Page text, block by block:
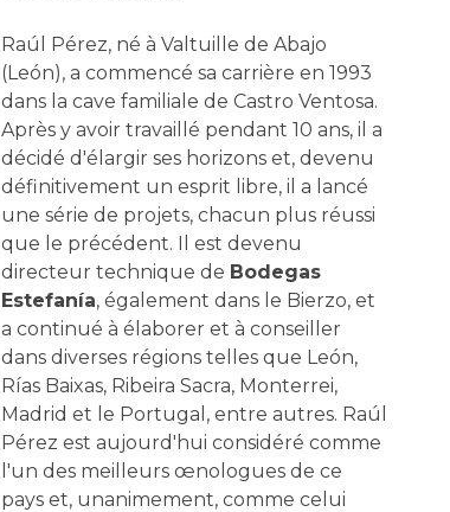
Raúl Pérez, né à Valtuille de Abajo
(León), a commencé sa carrière en 1993
dans la cave familiale de Castro Ventosa.
Après y avoir travaillé pendant 10 ans, il a
décidé d'élargir ses horizons et, devenu
définitivement un esprit libre, il a lancé
une série de projets, chacun plus réussi
que le précédent. Il est devenu
directeur technique de Bodegas
Estefanía, également dans le Bierzo, et
a continué à élaborer et à conseiller
dans diverses régions telles que León,
Rías Baixas, Ribeira Sacra, Monterrei,
Madrid et le Portugal, entre autres. Raúl
Pérez est aujourd'hui considéré comme
l'un des meilleurs œnologues de ce
pays et, unanimement, comme celui